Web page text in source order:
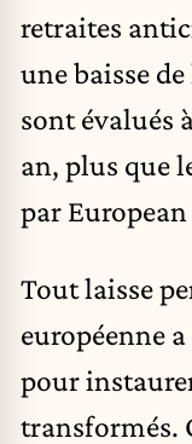
retraites
une baisse
sont évalués
an, plus que
par
Tout laisse
européenne
pour
transformés.